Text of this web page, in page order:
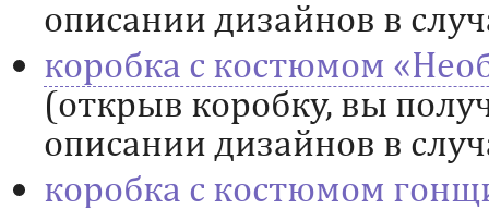
описании дизайнов в
коробка с костюмом
(открыв коробку, вы
описании дизайнов в
коробка с костюмом